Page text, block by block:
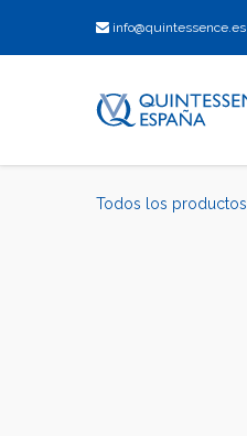
info@quintessence.es
Todos los productos